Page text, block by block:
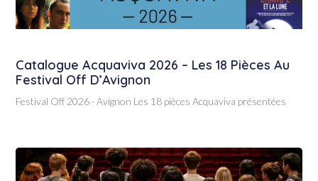
Catalogue Acquaviva 2026 – Les 18 Pièces Au
Festival Off D’Avignon
Festival Off 2026 · Avignon Les 18 pièces Acquaviva présentées